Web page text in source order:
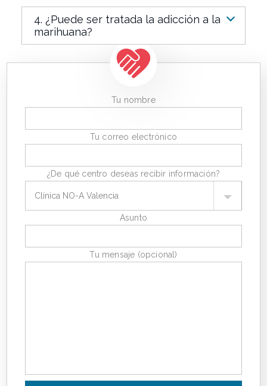
4. ¿Puede ser tratada la adicción a la
marihuana?
Tu nombre
Tu correo electrónico
¿De qué centro deseas recibir información?
Asunto
Tu mensaje (opcional)